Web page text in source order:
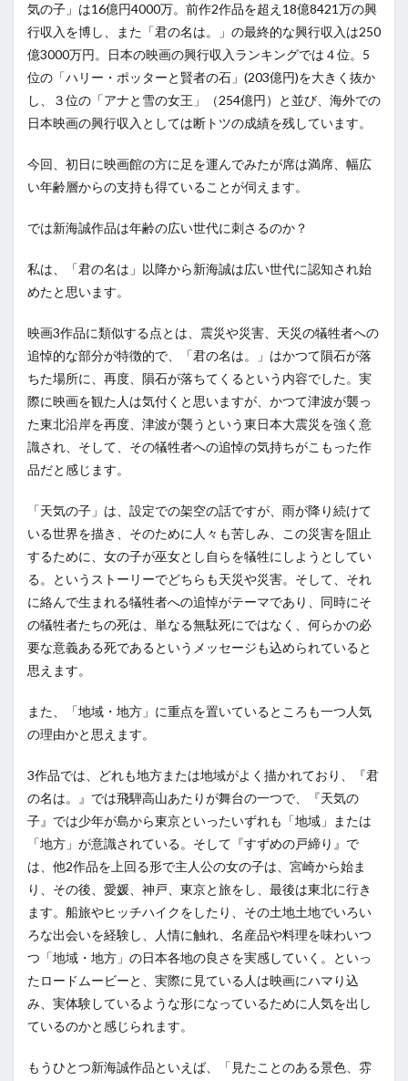
気の子」は16億円4000万。前作2作品を超え18億8421万の興
行収入を博し、また「君の名は。」の最終的な興行収入は250
億3000万円。日本の映画の興行収入ランキングでは４位。5
位の「ハリー・ポッターと賢者の石」(203億円)を大きく抜か
し、３位の「アナと雪の女王」（254億円）と並び、海外での
日本映画の興行収入としては断トツの成績を残しています。
今回、初日に映画館の方に足を運んでみたが席は満席、幅広
い年齢層からの支持も得ていることが伺えます。
では新海誠作品は年齢の広い世代に刺さるのか？
私は、「君の名は」以降から新海誠は広い世代に認知され始
めたと思います。
映画3作品に類似する点とは、震災や災害、天災の犠牲者への
追悼的な部分が特徴的で、「君の名は。」はかつて隕石が落
ちた場所に、再度、隕石が落ちてくるという内容でした。実
際に映画を観た人は気付くと思いますが、かつて津波が襲っ
た東北沿岸を再度、津波が襲うという東日本大震災を強く意
識され、そして、その犠牲者への追悼の気持ちがこもった作
品だと感じます。
「天気の子」は、設定での架空の話ですが、雨が降り続けて
いる世界を描き、そのために人々も苦しみ、この災害を阻止
するために、女の子が巫女とし自らを犠牲にしようとしてい
る。というストーリーでどちらも天災や災害。そして、それ
に絡んで生まれる犠牲者への追悼がテーマであり、同時にそ
の犠牲者たちの死は、単なる無駄死にではなく、何らかの必
要な意義ある死であるというメッセージも込められていると
思えます。
また、「地域・地方」に重点を置いているところも一つ人気
の理由かと思えます。
3作品では、どれも地方または地域がよく描かれており、『君
の名は。』では飛騨高山あたりが舞台の一つで、『天気の
子』では少年が島から東京といったいずれも「地域」または
「地方」が意識されている。そして『すずめの戸締り』で
は、他2作品を上回る形で主人公の女の子は、宮崎から始ま
り、その後、愛媛、神戸、東京と旅をし、最後は東北に行き
ます。船旅やヒッチハイクをしたり、その土地土地でいろい
ろな出会いを経験し、人情に触れ、名産品や料理を味わいつ
つ「地域・地方」の日本各地の良さを実感していく。といっ
たロードムービーと、実際に見ている人は映画にハマり込
み、実体験しているような形になっているために人気を出し
ているのかと感じられます。
もうひとつ新海誠作品といえば、「見たことのある景色、雰